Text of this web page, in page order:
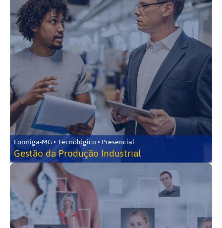
Formiga-MG • Tecnológico • Presencial
Gestão da Produção Industrial